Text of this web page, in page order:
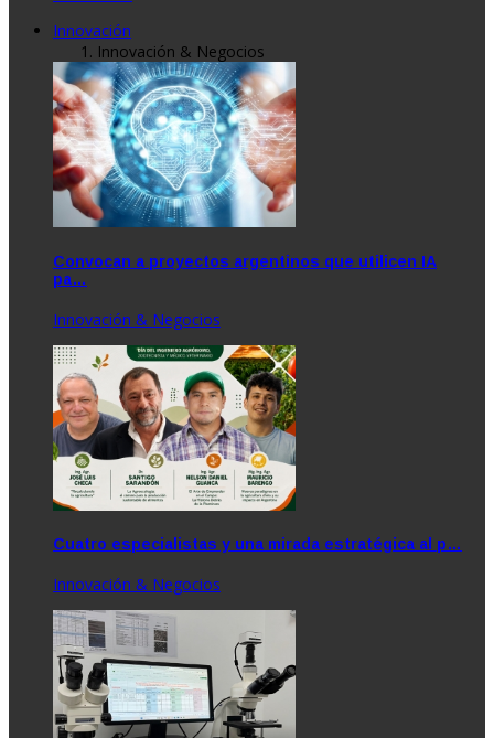
Innovación
Innovación & Negocios
Convocan a proyectos argentinos que utilicen IA
pa…
Innovación & Negocios
Cuatro especialistas y una mirada estratégica al p…
Innovación & Negocios